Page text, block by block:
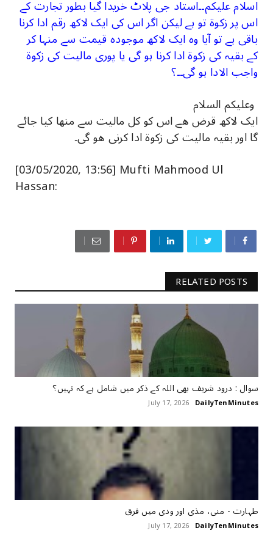
اسلام علیکم۔۔استاد جی پلاٹ خریدا گیا بطور تجارت کے
اس پر زکوة تو ہے لیکن اگر اس کی ایک لاکھ رقم ادا کرنا
باقی ہے تو آیا وہ ایک لاکھ موجودہ قیمت سے منہا کر
کے بقیہ کی زکوة ادا کرنا ہو گی یا پوری مالیت کی زکوة
واجب الادا ہو گی۔۔؟
ایک لاکھ قرض ھے اس کو کل مالیت سے منھا کیا جائے
گا اور بقیہ مالیت کی زکوة ادا کرنی ھو گی۔
[03/05/2020, 13:56] Mufti Mahmood Ul
Hassan:
RELATED POSTS
سوال : درود شریف بھی اللہ کے ذکر میں شامل ہے کہ نہیں؟
DailyTenMinutes
July 17, 2026
طہارت ‏- منی، مذی اور ودی میں فرق
DailyTenMinutes
July 17, 2026